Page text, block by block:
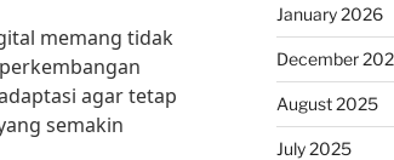
memang tidak
agar tetap
semakin
January 2026
December
August 2025
July 2025